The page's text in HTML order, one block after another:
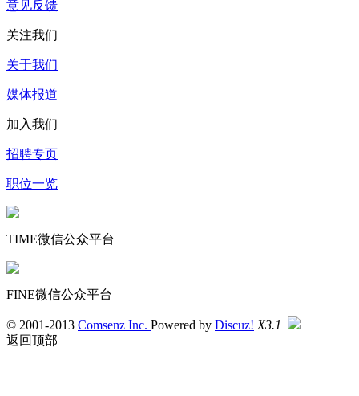
意见反馈
关注我们
关于我们
媒体报道
加入我们
招聘专页
职位一览
TIME微信公众平台
FINE微信公众平台
© 2001-2013 Comsenz Inc. Powered by Discuz! X3.1
返回顶部